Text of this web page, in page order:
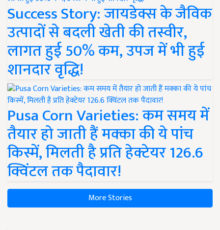
Success Story: जायडेक्स के जैविक
उत्पादों से बदली खेती की तस्वीर,
लागत हुई 50% कम, उपज में भी हुई
शानदार वृद्धि!
Pusa Corn Varieties: कम समय में
तैयार हो जाती हैं मक्का की ये पांच
किस्में, मिलती है प्रति हेक्टेयर 126.6
क्विंटल तक पैदावार!
More Stories